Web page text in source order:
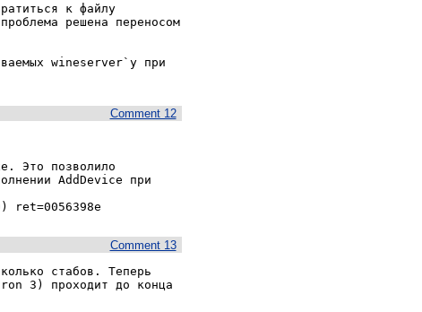
к файлу
решена переносом
wineserver`у при
Comment 12
Это позволило
AddDevice при
Comment 13
стабов. Теперь
3) проходит до конца